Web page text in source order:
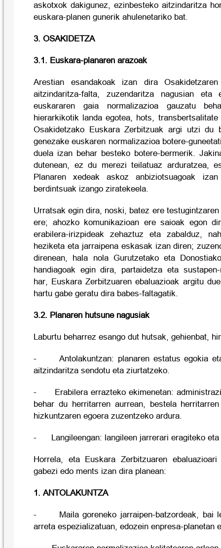
askotxok dakigunez, ezinbesteko aitzindaritza
euskara-planen gunerik ahulenetariko bat.
3. OSAKIDETZA
3.1. Euskara-planaren arazoak
Arestian esandakoak izan dira
aitzindaritza-falta, zuzendaritza nagusian eta
euskararen gaia normalizazioa gauzatu
hierarkikotik landa egotea, hots,
Osakidetzako Euskara Zerbitzuak argi utzi du
genezake euskaren normalizazioa botere-
duela izan behar besteko botere-bermerik.
dutenean, ez du merezi teilatuaz arduratzea,
Planaren xedeak askoz anbiziotsuagoak
berdintsuak izango ziratekeela.
Urratsak egin dira, noski, batez ere
ere; ahozko komunikazioan ere saioak egon
erabilera-irizpideak zehaztuz eta zabalduz,
heziketa eta jarraipena eskasak izan diren;
direnean, hala nola Gurutzetako eta
handiagoak egin dira, partaidetza eta
har, Euskara Zerbitzuaren ebaluazioak argitu
hartu gabe geratu dira babes-faltagatik.
3.2. Planaren hutsune nagusiak
Laburtu beharrez esango dut hutsak, gehienbat,
- Antolakuntzan: planaren estatus egokia
aitzindaritza sendotu eta ziurtatzeko.
- Erabilera errazteko ekimenetan:
behar du herritarren aurrean, bestela
hizkuntzaren egoera zuzentzeko ardura.
- Langileengan: langileen jarrerari eragiteko eta
Horrela, eta Euskara Zerbitzuaren
gabezi edo ments izan dira planean:
1. ANTOLAKUNTZA
- Maila goreneko jarraipen-batzordeak, bai
arreta espezializatuan, edozein enpresa-planetan